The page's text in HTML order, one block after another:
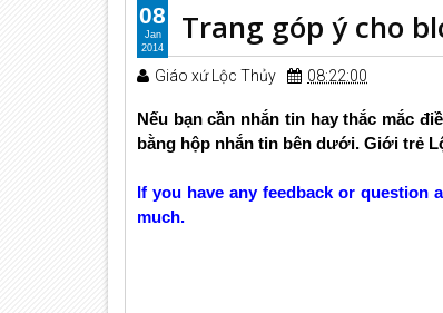
Trang góp ý cho
Giáo xứ Lộc Thủy 08:22:00
Nếu bạn cần nhắn tin hay thắc mắc
bằng hộp nhắn tin bên dưới. Giới trẻ
If you have any feedback or question
much.
08
Jan
2014